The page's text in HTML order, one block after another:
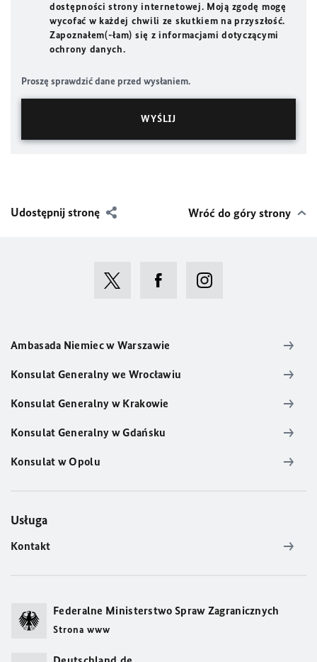
dostępności strony internetowej. Moją zgodę mogę
wycofać w każdej chwili ze skutkiem na przyszłość.
Zapoznałem(-łam) się z informacjami dotyczącymi
ochrony danych.
Proszę sprawdzić dane przed wysłaniem.
Udostępnij stronę Wróć do góry strony
Ambasada Niemiec w Warszawie
Konsulat Generalny we Wrocławiu
Konsulat Generalny w Krakowie
Konsulat Generalny w Gdańsku
Konsulat w Opolu
Usługa
Kontakt
Federalne Ministerstwo Spraw Zagranicznych
Strona www